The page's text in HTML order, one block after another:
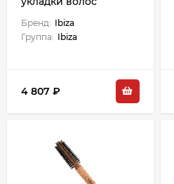
диаметр 70 мм
Бренд: Ibiza
Группа: Ibiza
4 807 ₽